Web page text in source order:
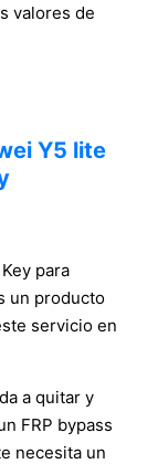
valores de
Y5 lite
para
un producto
servicio en
a quitar y
FRP bypass
necesita un